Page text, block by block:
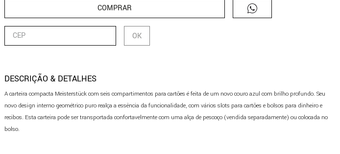
COMPRAR
DESCRIÇÃO & DETALHES
A carteira compacta Meisterstück com seis compartimentos para cartões é feita de um novo couro azul com brilho profundo. Seu
novo design interno geométrico puro realça a essência da funcionalidade, com vários slots para cartões e bolsos para dinheiro e
recibos. Esta carteira pode ser transportada confortavelmente com uma alça de pescoço (vendida separadamente) ou colocada no
bolso.